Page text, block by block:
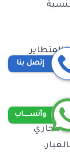
المتطاير
من
الطقس
مجاري
إتصل بنا
وآتســــاب